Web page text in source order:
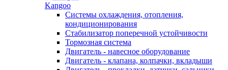
Kangoo
Системы охлаждения, отопления,
кондиционирования
Стабилизатор поперечной устойчивости
Тормозная система
Двигатель - навесное оборудование
Двигатель - клапана, колпачки, вкладыши